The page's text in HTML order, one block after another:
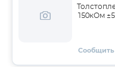
150кОм
Сообщить